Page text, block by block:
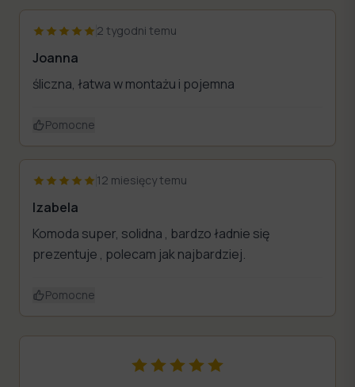
2 tygodni temu
Joanna
śliczna, łatwa w montażu i pojemna
Pomocne
12 miesięcy temu
Izabela
Komoda super, solidna , bardzo ładnie się
prezentuje , polecam jak najbardziej.
Pomocne